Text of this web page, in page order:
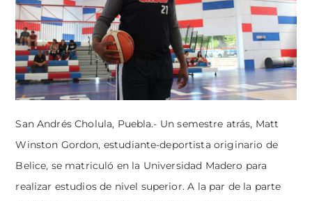
San Andrés Cholula, Puebla.- Un semestre atrás, Matt
Winston Gordon, estudiante-deportista originario de
Belice, se matriculó en la Universidad Madero para
realizar estudios de nivel superior. A la par de la parte